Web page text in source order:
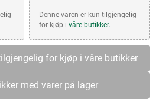
Denne varen er kun tilgjengelig
for kjøp i våre butikker.
for kjøp i våre butikker
med varer på lager